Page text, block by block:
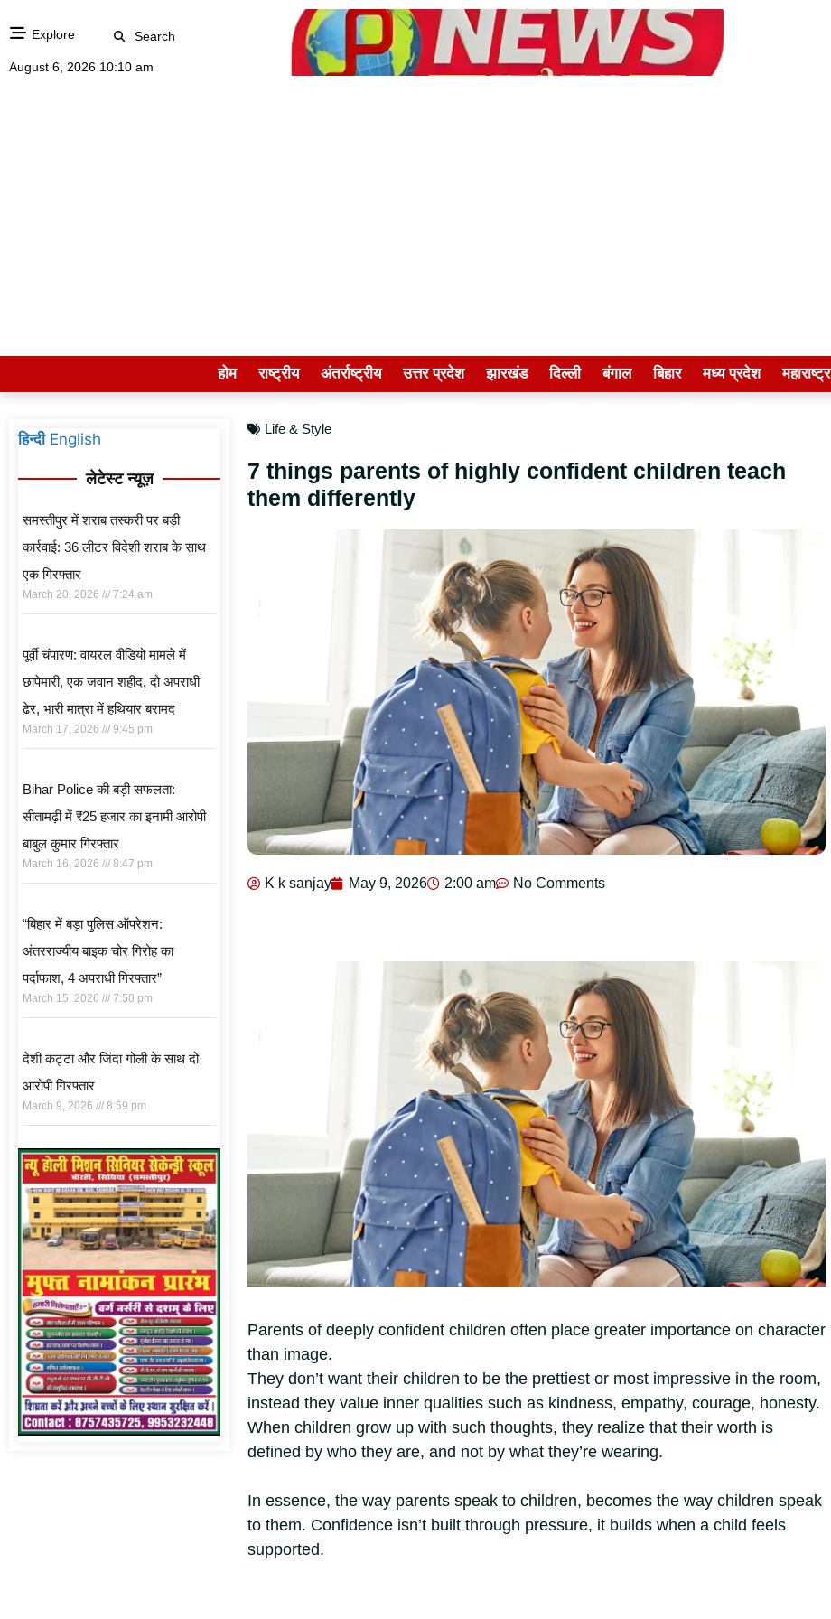
Explore Search
August 6, 2026 10:10 am
होम राष्ट्रीय अंतर्राष्ट्रीय उत्तर प्रदेश झारखंड दिल्ली बंगाल बिहार मध्य प्रदेश महाराष्ट्र
हिन्दी English
लेटेस्ट न्यूज़
समस्तीपुर में शराब तस्करी पर बड़ी
कार्रवाई: 36 लीटर विदेशी शराब के साथ
एक गिरफ्तार
March 20, 2026 7:24 am
पूर्वी चंपारण: वायरल वीडियो मामले में
छापेमारी, एक जवान शहीद, दो अपराधी
ढेर, भारी मात्रा में हथियार बरामद
March 17, 2026 9:45 pm
Bihar Police की बड़ी सफलता:
सीतामढ़ी में ₹25 हजार का इनामी आरोपी
बाबुल कुमार गिरफ्तार
March 16, 2026 8:47 pm
“बिहार में बड़ा पुलिस ऑपरेशन:
अंतरराज्यीय बाइक चोर गिरोह का
पर्दाफाश, 4 अपराधी गिरफ्तार”
March 15, 2026 7:50 pm
देशी कट्टा और जिंदा गोली के साथ दो
आरोपी गिरफ्तार
March 9, 2026 8:59 pm
Life & Style
7 things parents of highly confident children teach
them differently
K k sanjay May 9, 2026 2:00 am No Comments
Parents of deeply confident children often place greater importance on character
than image.
They don’t want their children to be the prettiest or most impressive in the room,
instead they value inner qualities such as kindness, empathy, courage, honesty.
When children grow up with such thoughts, they realize that their worth is
defined by who they are, and not by what they’re wearing.
In essence, the way parents speak to children, becomes the way children speak
to them. Confidence isn’t built through pressure, it builds when a child feels
supported.